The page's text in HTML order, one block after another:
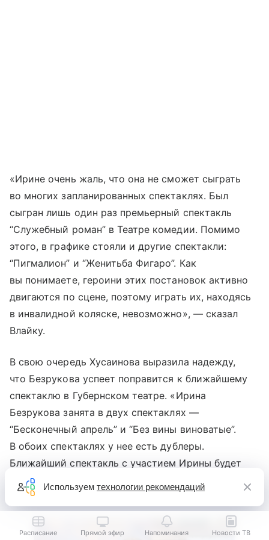
«Ирине очень жаль, что она не сможет сыграть
во многих запланированных спектаклях. Был
сыгран лишь один раз премьерный спектакль
“Служебный роман” в Театре комедии. Помимо
этого, в графике стояли и другие спектакли:
“Пигмалион” и “Женитьба Фигаро”. Как
вы понимаете, героини этих постановок активно
двигаются по сцене, поэтому играть их, находясь
в инвалидной коляске, невозможно», — сказал
Влайку.
В свою очередь Хусаинова выразила надежду,
что Безрукова успеет поправится к ближайшему
спектаклю в Губернском театре. «Ирина
Безрукова занята в двух спектаклях —
“Бесконечный апрель” и “Без вины виноватые”.
В обоих спектаклях у нее есть дублеры.
Ближайший спектакль с участием Ирины будет
еще не скоро, мы надеемся, что к этому времени
актриса успеет поправиться после травмы».
Расписание Прямой эфир Напоминания Новости ТВ
Используем технологии рекомендаций